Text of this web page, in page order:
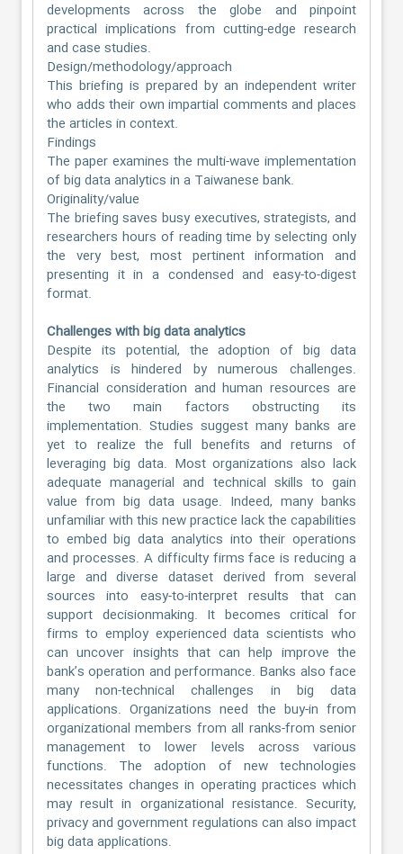
developments across the globe and pinpoint
practical implications from cutting-edge research
and case studies.
Design/methodology/approach
This briefing is prepared by an independent writer
who adds their own impartial comments and places
the articles in context.
Findings
The paper examines the multi-wave implementation
of big data analytics in a Taiwanese bank.
Originality/value
The briefing saves busy executives, strategists, and
researchers hours of reading time by selecting only
the very best, most pertinent information and
presenting it in a condensed and easy-to-digest
format.
Challenges with big data analytics
Despite its potential, the adoption of big data
analytics is hindered by numerous challenges.
Financial consideration and human resources are
the two main factors obstructing its
implementation. Studies suggest many banks are
yet to realize the full benefits and returns of
leveraging big data. Most organizations also lack
adequate managerial and technical skills to gain
value from big data usage. Indeed, many banks
unfamiliar with this new practice lack the capabilities
to embed big data analytics into their operations
and processes. A difficulty firms face is reducing a
large and diverse dataset derived from several
sources into easy-to-interpret results that can
support decisionmaking. It becomes critical for
firms to employ experienced data scientists who
can uncover insights that can help improve the
bank’s operation and performance. Banks also face
many non-technical challenges in big data
applications. Organizations need the buy-in from
organizational members from all ranks-from senior
management to lower levels across various
functions. The adoption of new technologies
necessitates changes in operating practices which
may result in organizational resistance. Security,
privacy and government regulations can also impact
big data applications.